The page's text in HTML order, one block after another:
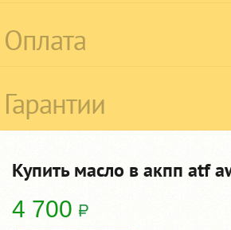
Оплата
Гарантии
Купить масло в акпп atf
4 700